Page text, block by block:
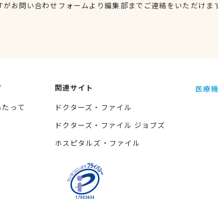
お問い合わせフォームより編集部までご連絡をいただけま
って
関連サイト
ドクターズ・ファイル
ドクターズ・ファイル ジョブズ
ホスピタルズ・ファイル
医療